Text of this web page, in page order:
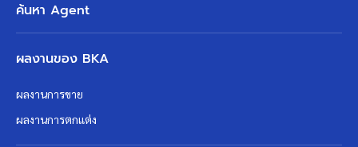
ค้นหา Agent
ผลงานของ BKA
ผลงานการขาย
ผลงานการตกแต่ง